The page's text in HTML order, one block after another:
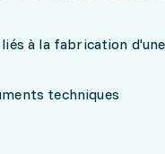
à la fabrication
techniques